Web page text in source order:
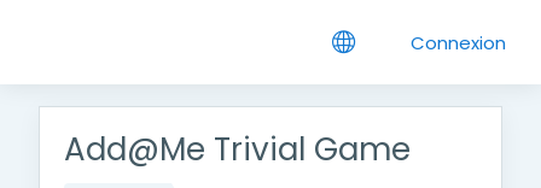
Connexion
Add@Me Trivial Game